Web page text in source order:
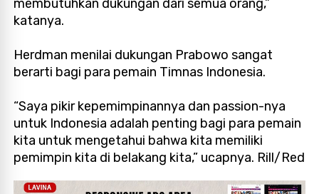
membutuhkan dukungan dari semua orang,”
katanya.
Herdman menilai dukungan Prabowo sangat
berarti bagi para pemain Timnas Indonesia.
“Saya pikir kepemimpinannya dan passion-nya
untuk Indonesia adalah penting bagi para pemain
kita untuk mengetahui bahwa kita memiliki
pemimpin kita di belakang kita,” ucapnya. Rill/Red